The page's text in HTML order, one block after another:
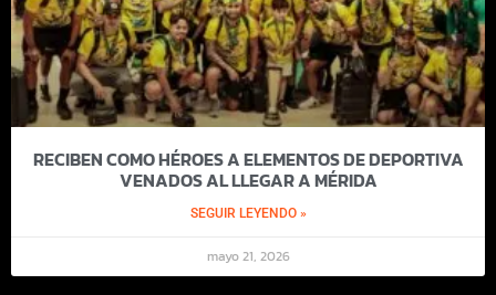
RECIBEN COMO HÉROES A ELEMENTOS DE DEPORTIVA
VENADOS AL LLEGAR A MÉRIDA
SEGUIR LEYENDO »
mayo 21, 2026